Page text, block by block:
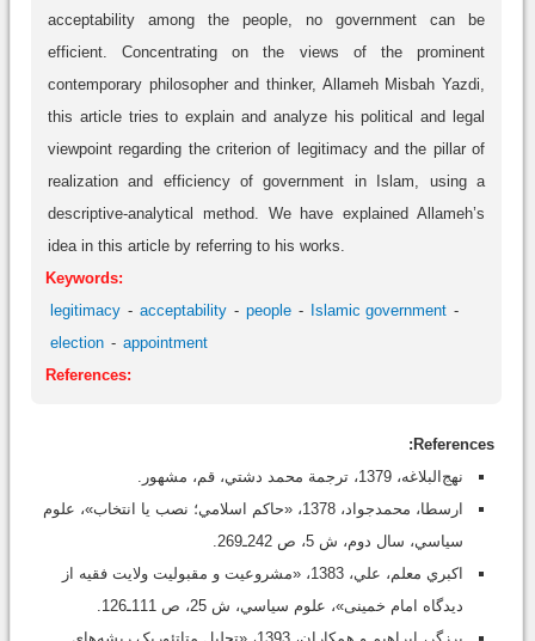
acceptability among the people, no government can be
efficient. Concentrating on the views of the prominent
contemporary philosopher and thinker, Allameh Misbah Yazdi,
this article tries to explain and analyze his political and legal
viewpoint regarding the criterion of legitimacy and the pillar of
realization and efficiency of government in Islam, using a
descriptive-analytical method. We have explained Allameh’s
idea in this article by referring to his works.
Keywords:
legitimacy
acceptability people
Islamic government
election
appointment
References:
References:
نهج‌البلاغه، 1379، ترجمة محمد دشتي، قم، مشهور.
ارسطا، محمدجواد، 1378، «حاکم اسلامي؛ نصب يا انتخاب»، علوم
سياسي، سال دوم، ش 5، ص 242ـ269.
اکبري معلم، علي، 1383، «مشروعيت و مقبوليت ولايت فقيه از
ديدگاه امام خمينى»، علوم سياسي، ش 25، ص 111ـ126.